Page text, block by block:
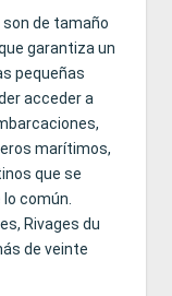
son de tamaño
garantiza un
pequeñas
acceder a
marítimos,
que se
común.
Rivages du
de veinte